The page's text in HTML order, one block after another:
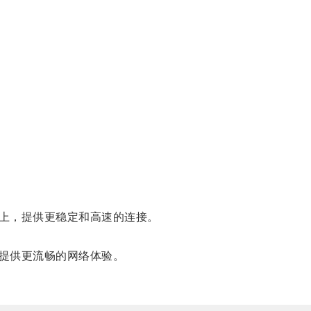
提供更稳定和高速的连接。
更流畅的网络体验。